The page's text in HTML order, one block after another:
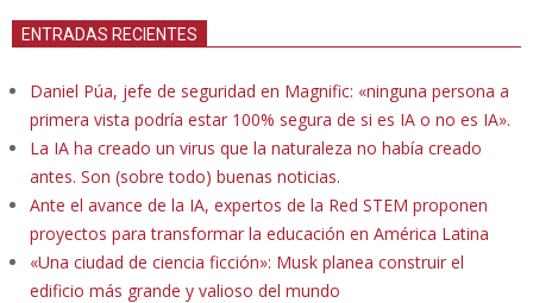
ENTRADAS RECIENTES
Daniel Púa, jefe de seguridad en Magnific: «ninguna persona a
primera vista podría estar 100% segura de si es IA o no es IA».
La IA ha creado un virus que la naturaleza no había creado
antes. Son (sobre todo) buenas noticias.
Ante el avance de la IA, expertos de la Red STEM proponen
proyectos para transformar la educación en América Latina
«Una ciudad de ciencia ficción»: Musk planea construir el
edificio más grande y valioso del mundo